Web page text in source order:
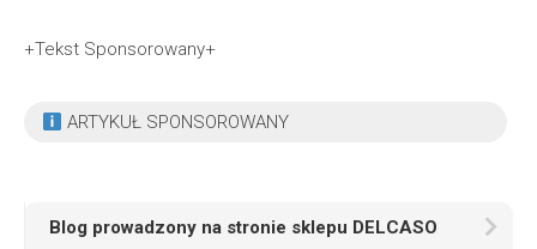
+Tekst Sponsorowany+
ARTYKUŁ SPONSOROWANY
Blog prowadzony na stronie sklepu DELCASO